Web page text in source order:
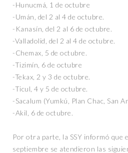
-Hunucmá, 1 de octubre
-Umán, del 2 al 4 de octubre.
-Kanasín, del 2 al 6 de octubre.
-Valladolid, del 2 al 4 de octubre.
-Chemax, 5 de octubre.
-Tizimín, 6 de octubre
-Tekax, 2 y 3 de octubre.
-Ticul, 4 y 5 de octubre.
-Sacalum (Yumkú, Plan Chac, San
-Akil, 6 de octubre.
Por otra parte, la SSY informó que
septiembre se atendieron las